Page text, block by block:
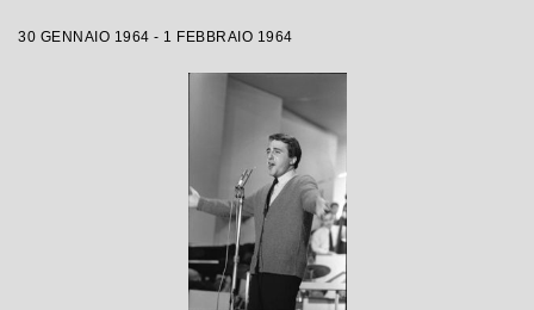
30 GENNAIO 1964 - 1 FEBBRAIO 1964